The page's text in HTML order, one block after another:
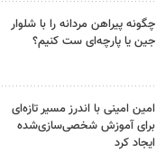
چگونه پیراهن مردانه را با شلوار
جین یا پارچه‌ای ست کنیم؟
امین امینی با اندرز مسیر تازه‌ای
برای آموزش شخصی‌سازی‌شده
ایجاد کرد